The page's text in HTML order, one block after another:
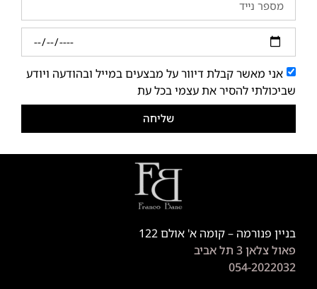
אני מאשר קבלת דיוור על מבצעים במייל ובהודעה ויודע
שביכולתי להסיר את עצמי בכל עת
שליחה
בניין פנורמה – קומה א' אולם 122
פאול צלאן 3 תל אביב
054-2022032